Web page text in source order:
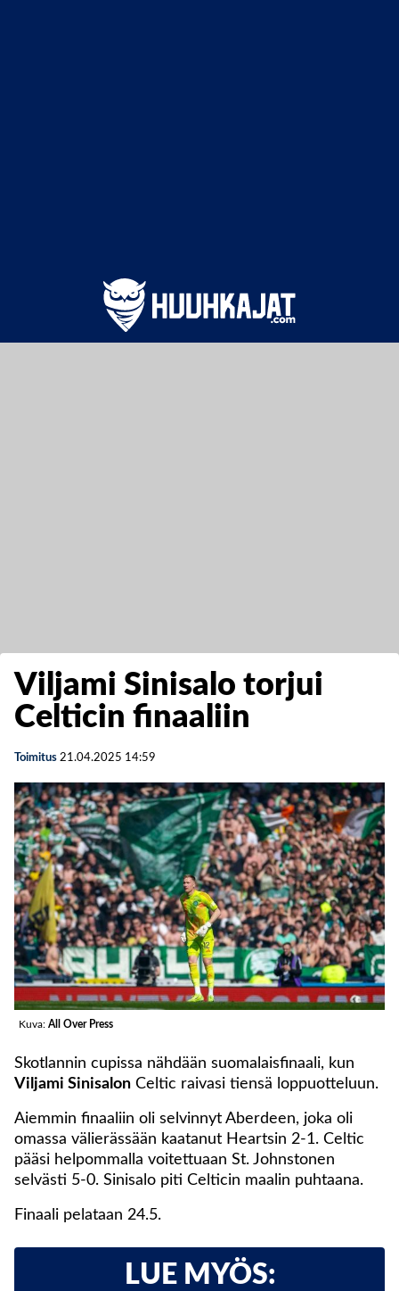
Viljami Sinisalo torjui
Celticin finaaliin
Toimitus 21.04.2025 14:59
Kuva: All Over Press
Skotlannin cupissa nähdään suomalaisfinaali, kun
Viljami Sinisalon Celtic raivasi tiensä loppuotteluun.
Aiemmin finaaliin oli selvinnyt Aberdeen, joka oli
omassa välierässään kaatanut Heartsin 2-1. Celtic
pääsi helpommalla voitettuaan St. Johnstonen
selvästi 5-0. Sinisalo piti Celticin maalin puhtaana.
Finaali pelataan 24.5.
LUE MYÖS: